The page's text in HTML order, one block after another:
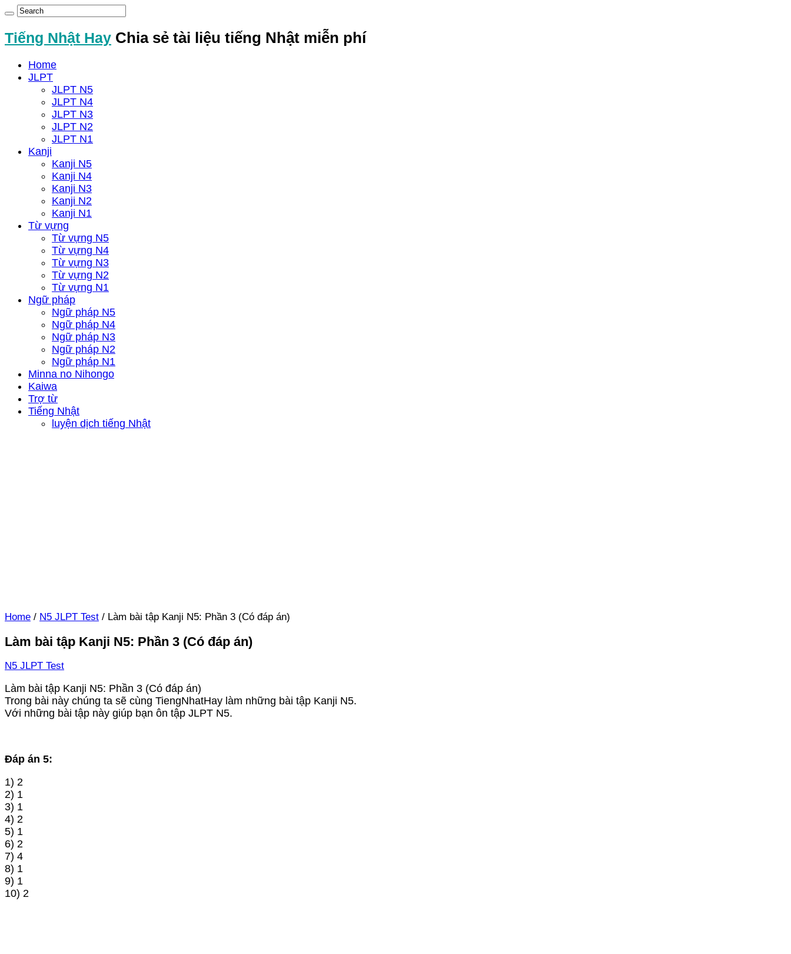
Tiếng Nhật Hay Chia sẻ tài liệu tiếng Nhật miễn phí
Home
JLPT
JLPT N5
JLPT N4
JLPT N3
JLPT N2
JLPT N1
Kanji
Kanji N5
Kanji N4
Kanji N3
Kanji N2
Kanji N1
Từ vựng
Từ vựng N5
Từ vựng N4
Từ vựng N3
Từ vựng N2
Từ vựng N1
Ngữ pháp
Ngữ pháp N5
Ngữ pháp N4
Ngữ pháp N3
Ngữ pháp N2
Ngữ pháp N1
Minna no Nihongo
Kaiwa
Trợ từ
Tiếng Nhật
luyện dịch tiếng Nhật
Home / N5 JLPT Test / Làm bài tập Kanji N5: Phần 3 (Có đáp án)
Làm bài tập Kanji N5: Phần 3 (Có đáp án)
N5 JLPT Test
Làm bài tập Kanji N5: Phần 3 (Có đáp án)
Trong bài này chúng ta sẽ cùng TiengNhatHay làm những bài tập Kanji N5.
Với những bài tập này giúp bạn ôn tập JLPT N5.
Đáp án 5:
1) 2
2) 1
3) 1
4) 2
5) 1
6) 2
7) 4
8) 1
9) 1
10) 2